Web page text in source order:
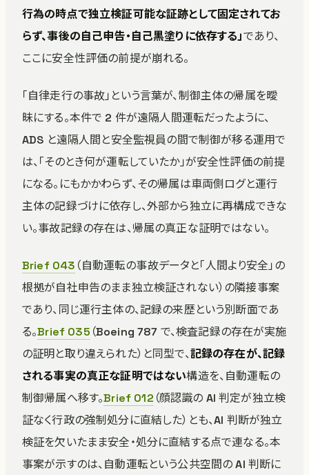
行為の時点で独立検証可能な証跡として固定されてお
らず、事後の自己申告・自己黒塗りに依存する」であり、
ここに安全性評価の前提が崩れる。
「自律走行の事故」という言葉が、制御主体の帰属を曖
昧にする。本件で 2 件が遠隔人間運転だったように、
ADS と遠隔人間と安全監視員の間で制御が移る運用で
は、「そのとき何が運転していたか」が安全性評価の前提
になる。にもかかわらず、その帰属は車両側ログと運行
主体の記録づけに依存し、外部から独立に再構成できな
い。事故記録の存在は、帰属の真正な証明ではない。
Brief 043 （自動運転の事故データと「人間より安全」の
根拠が自社申告のまま独立検証されない）の隣接事案
であり、同じ運行主体の、記録の来歴という別断面であ
る。Brief 035 （Boeing 787 で、検査記録の存在が実施
の証明と取り違えられた）と同型で、記録の存在が、記録
される事実の真正な証明ではない構造を、自動運転の
制御帰属へ移す。Brief 012 （顔認識の AI 判定が独立検
証なく行政の強制処分に直結した）とも、AI 判断が独立
検証を欠いたまま安全・処分に直結する点で連なる。本
事案が示すのは、自動運転という公共空間の AI 判断に